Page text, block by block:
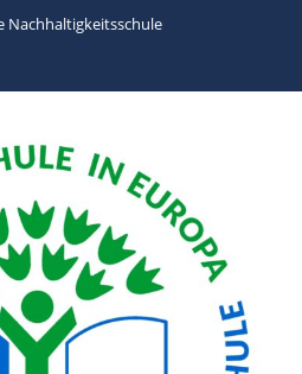
Nachhaltigkeitsschule